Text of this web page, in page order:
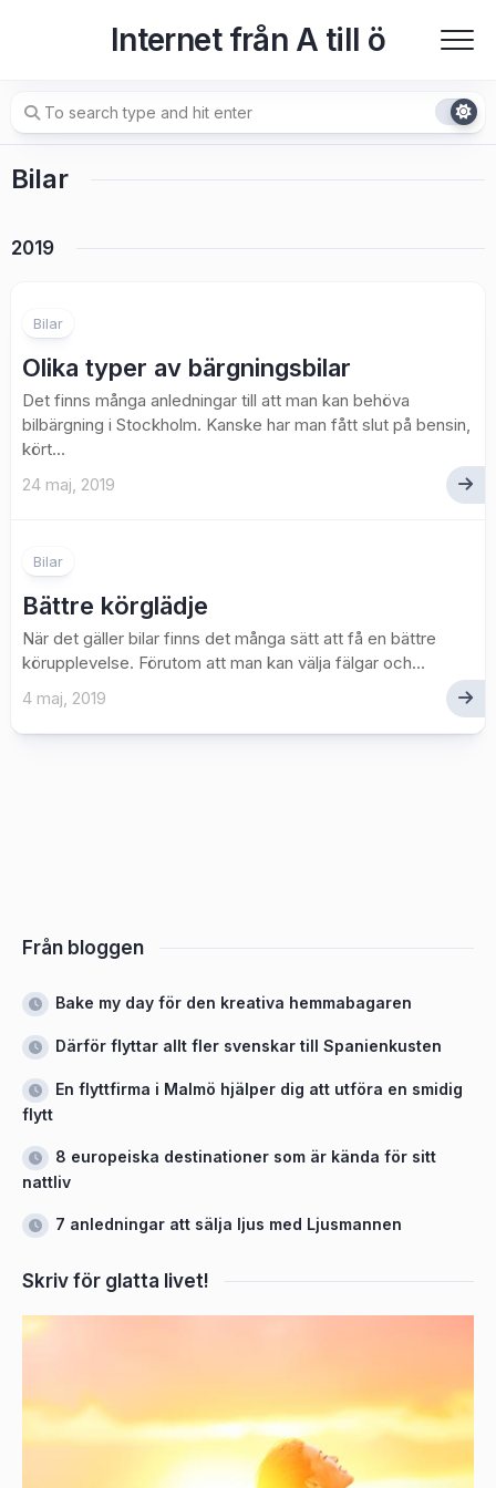
Internet från A till ö
Bilar
2019
Bilar
Olika typer av bärgningsbilar
Det finns många anledningar till att man kan behöva
bilbärgning i Stockholm. Kanske har man fått slut på bensin,
kört...
24 maj, 2019
Bilar
Bättre körglädje
När det gäller bilar finns det många sätt att få en bättre
körupplevelse. Förutom att man kan välja fälgar och...
4 maj, 2019
Från bloggen
Bake my day för den kreativa hemmabagaren
Därför flyttar allt fler svenskar till Spanienkusten
En flyttfirma i Malmö hjälper dig att utföra en smidig
flytt
8 europeiska destinationer som är kända för sitt
nattliv
7 anledningar att sälja ljus med Ljusmannen
Skriv för glatta livet!